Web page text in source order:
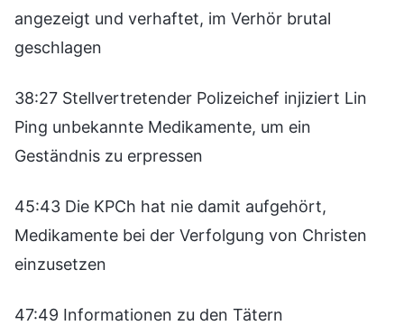
angezeigt und verhaftet, im Verhör brutal
geschlagen
38:27 Stellvertretender Polizeichef injiziert Lin
Ping unbekannte Medikamente, um ein
Geständnis zu erpressen
45:43 Die KPCh hat nie damit aufgehört,
Medikamente bei der Verfolgung von Christen
einzusetzen
47:49 Informationen zu den Tätern